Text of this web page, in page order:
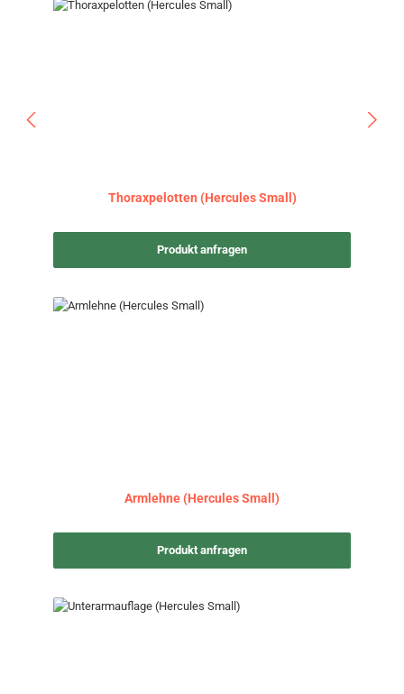
Thoraxpelotten (Hercules Small)
Produkt anfragen
Armlehne (Hercules Small)
Produkt anfragen